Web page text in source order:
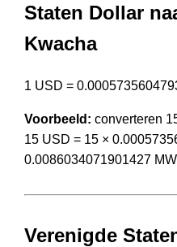
Staten Dollar
Kwacha
1 USD =
Voorbeeld: converteren
15 USD = 15 ×
0.0086034071901427
Verenigde